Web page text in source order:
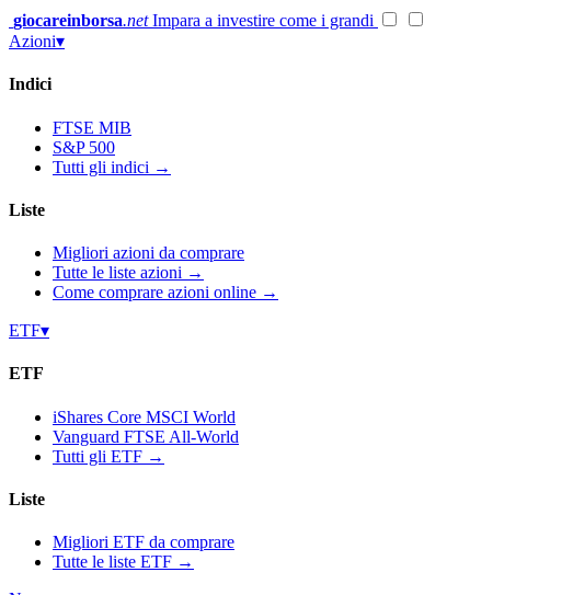
Vai
al
giocareinborsa.net Impara a investire come i grandi
Azioni▾
Indici
FTSE MIB
S&P 500
Tutti gli indici →
Liste
Migliori azioni da comprare
Tutte le liste azioni →
Come comprare azioni online →
ETF▾
ETF
iShares Core MSCI World
Vanguard FTSE All-World
Tutti gli ETF →
Liste
Migliori ETF da comprare
Tutte le liste ETF →